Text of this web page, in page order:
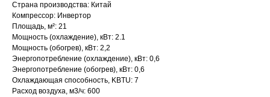
Страна производства: Китай
Компрессор: Инвертор
Площадь, м²: 21
Мощность (охлаждение), кВт: 2.1
Мощность (обогрев), кВт: 2,2
Энергопотребление (охлаждение), кВт: 0,6
Энергопотребление (обогрев), кВт: 0,6
Охлаждающая способность, KBTU: 7
Расход воздуха, м3/ч: 600